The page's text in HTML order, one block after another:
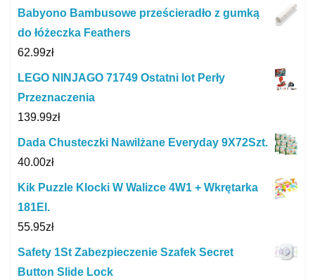
Babyono Bambusowe prześcieradło z gumką
do łóżeczka Feathers
62.99zł
LEGO NINJAGO 71749 Ostatni lot Perły
Przeznaczenia
139.99zł
Dada Chusteczki Nawilżane Everyday 9X72Szt.
40.00zł
Kik Puzzle Klocki W Walizce 4W1 + Wkrętarka
181El.
55.95zł
Safety 1St Zabezpieczenie Szafek Secret
Button Slide Lock